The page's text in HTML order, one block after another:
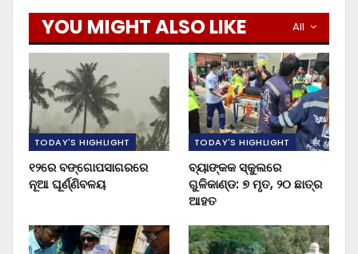
All
YOU MIGHT ALSO LIKE
TODAY'S HIGHLIGHT
୧୨ରେ ବଙ୍ଗୋପସାଗରରେ
ନୂଆ ଘୂର୍ଣ୍ଣିବଳୟ
TODAY'S HIGHLIGHT
ବ୍ୟାଙ୍କକ ସ୍କୁଲରେ
ଗୁଳିକାଣ୍ଡ: ୭ ମୃତ, ୨୦ ଛାତ୍ର
ଆହତ